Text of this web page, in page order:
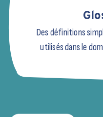
Des définitions
utilisés dans le